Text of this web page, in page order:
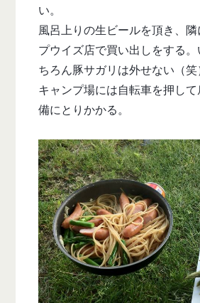
い。
風呂上りの生ビールを頂き、
プウイズ店で買い出しをする
ちろん豚サガリは外せない（笑
キャンプ場には自転車を押し
備にとりかかる。